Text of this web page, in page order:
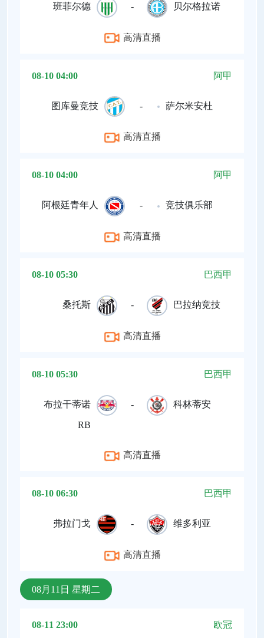
班菲尔德 - 贝尔格拉诺
高清直播
08-10 04:00 阿甲
图库曼竞技 - 萨尔米安杜
高清直播
08-10 04:00 阿甲
阿根廷青年人 - 竞技俱乐部
高清直播
08-10 05:30 巴西甲
桑托斯 - 巴拉纳竞技
高清直播
08-10 05:30 巴西甲
布拉干蒂诺
RB
- 科林蒂安
高清直播
08-10 06:30 巴西甲
弗拉门戈 - 维多利亚
高清直播
08月11日 星期二
08-11 23:00 欧冠